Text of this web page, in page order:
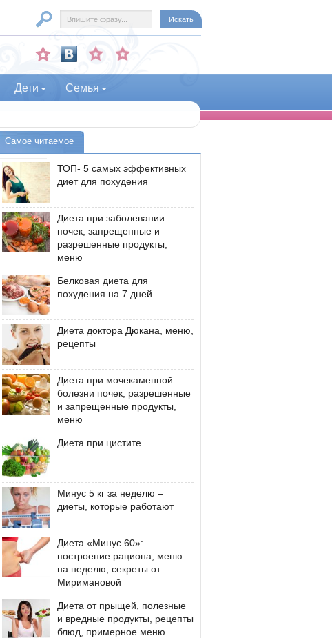
Дети Семья
Самое читаемое
ТОП- 5 самых эффективных
диет для похудения
Диета при заболевании
почек, запрещенные и
разрешенные продукты,
меню
Белковая диета для
похудения на 7 дней
Диета доктора Дюкана, меню,
рецепты
Диета при мочекаменной
болезни почек, разрешенные
и запрещенные продукты,
меню
Диета при цистите
Минус 5 кг за неделю –
диеты, которые работают
Диета «Минус 60»:
построение рациона, меню
на неделю, секреты от
Миримановой
Диета от прыщей, полезные
и вредные продукты, рецепты
блюд, примерное меню